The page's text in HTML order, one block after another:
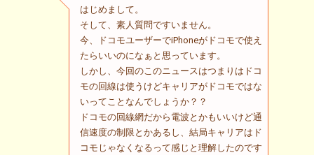
はじめまして。
そして、素人質問ですいません。
今、ドコモユーザーでiPhoneがドコモで使え
たらいいのになぁと思っています。
しかし、今回のこのニュースはつまりはドコ
モの回線は使うけどキャリアがドコモではな
いってことなんでしょうか？？
ドコモの回線網だから電波とかもいいけど通
信速度の制限とかあるし、結局キャリアはド
コモじゃなくなるって感じと理解したのです